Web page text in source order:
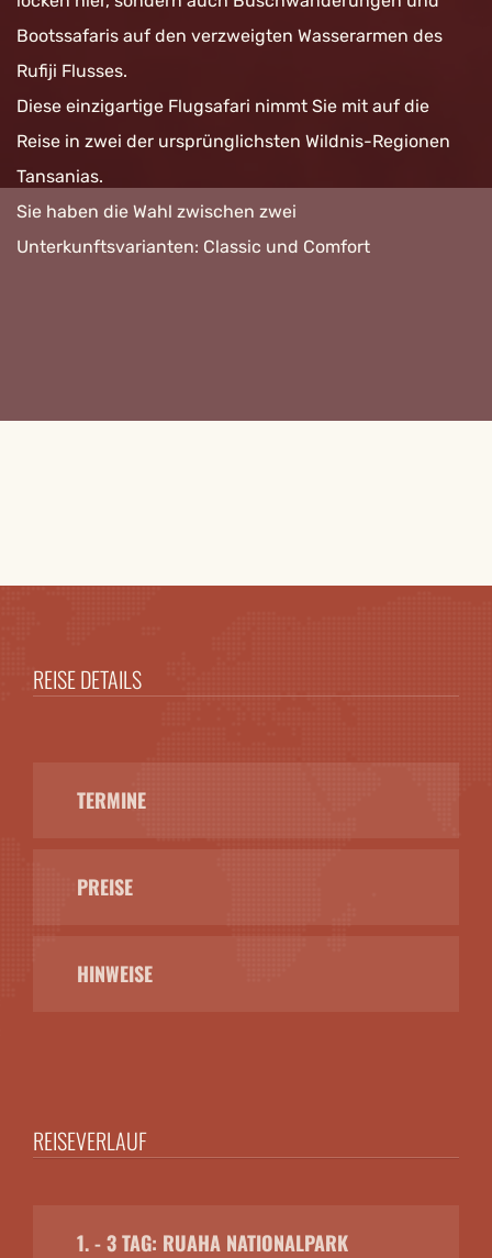
Bootssafaris auf den verzweigten Wasserarmen des
Rufiji Flusses.
Diese einzigartige Flugsafari nimmt Sie mit auf die
Reise in zwei der ursprünglichsten Wildnis-Regionen
Tansanias.
Sie haben die Wahl zwischen zwei
Unterkunftsvarianten: Classic und Comfort
REISE DETAILS
TERMINE
PREISE
HINWEISE
REISEVERLAUF
1. - 3 TAG: RUAHA NATIONALPARK